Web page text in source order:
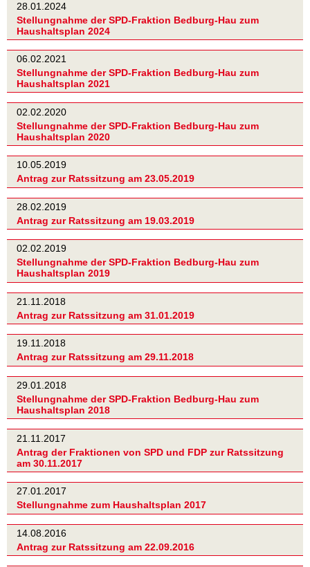
28.01.2024
Stellungnahme der SPD-Fraktion Bedburg-Hau zum
Haushaltsplan 2024
06.02.2021
Stellungnahme der SPD-Fraktion Bedburg-Hau zum
Haushaltsplan 2021
02.02.2020
Stellungnahme der SPD-Fraktion Bedburg-Hau zum
Haushaltsplan 2020
10.05.2019
Antrag zur Ratssitzung am 23.05.2019
28.02.2019
Antrag zur Ratssitzung am 19.03.2019
02.02.2019
Stellungnahme der SPD-Fraktion Bedburg-Hau zum
Haushaltsplan 2019
21.11.2018
Antrag zur Ratssitzung am 31.01.2019
19.11.2018
Antrag zur Ratssitzung am 29.11.2018
29.01.2018
Stellungnahme der SPD-Fraktion Bedburg-Hau zum
Haushaltsplan 2018
21.11.2017
Antrag der Fraktionen von SPD und FDP zur Ratssitzung
am 30.11.2017
27.01.2017
Stellungnahme zum Haushaltsplan 2017
14.08.2016
Antrag zur Ratssitzung am 22.09.2016